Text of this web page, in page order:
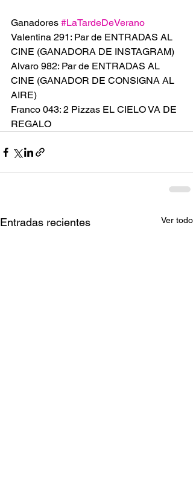
Ganadores #LaTardeDeVerano
Valentina 291: Par de ENTRADAS AL
CINE (GANADORA DE INSTAGRAM)
Alvaro 982: Par de ENTRADAS AL
CINE (GANADOR DE CONSIGNA AL
AIRE)
Franco 043: 2 Pizzas EL CIELO VA DE
REGALO
Entradas recientes Ver todo